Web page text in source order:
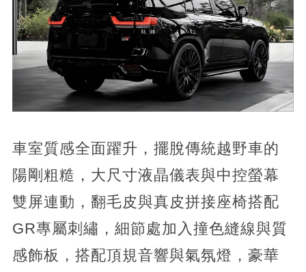
車室質感全面躍升，擺脫傳統越野車的
陽剛粗糙，大尺寸液晶儀表與中控螢幕
雙屏連動，翻毛皮與真皮拼接座椅搭配
GR專屬刺繡，細節處加入撞色縫線與質
感飾板，搭配頂規音響與氣氛燈，豪華